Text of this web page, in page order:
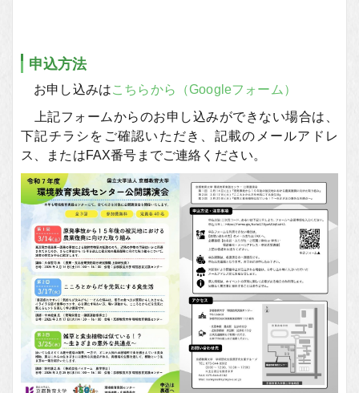
申込方法
お申し込みはこちらから（Googleフォーム）
上記フォームからのお申し込みができない場合は、
下記チラシをご確認いただき、記載のメールアドレ
ス、またはFAX番号までご連絡ください。